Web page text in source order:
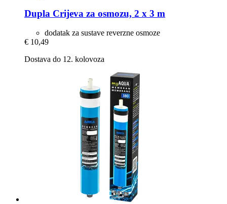
Dupla Crijeva za osmozu, 2 x 3 m
dodatak za sustave reverzne osmoze
€ 10,49
Dostava do 12. kolovoza